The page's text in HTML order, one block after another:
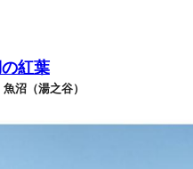
紅葉
沼（湯之谷）